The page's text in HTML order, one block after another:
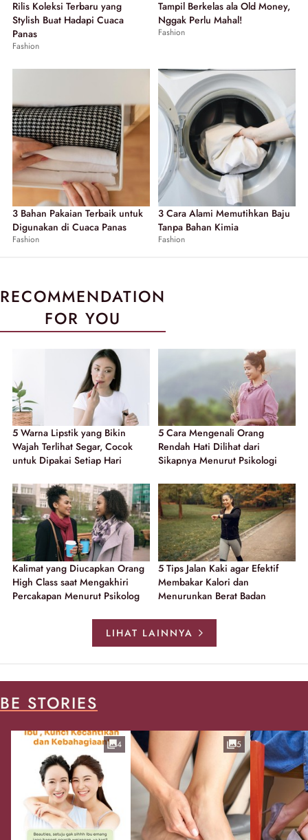
Rilis Koleksi Terbaru yang
Stylish Buat Hadapi Cuaca
Panas
Fashion
Tampil Berkelas ala Old Money,
Nggak Perlu Mahal!
Fashion
3 Bahan Pakaian Terbaik untuk
Digunakan di Cuaca Panas
Fashion
3 Cara Alami Memutihkan Baju
Tanpa Bahan Kimia
Fashion
RECOMMENDATION
FOR YOU
5 Warna Lipstik yang Bikin
Wajah Terlihat Segar, Cocok
untuk Dipakai Setiap Hari
5 Cara Mengenali Orang
Rendah Hati Dilihat dari
Sikapnya Menurut Psikologi
Kalimat yang Diucapkan Orang
High Class saat Mengakhiri
Percakapan Menurut Psikolog
5 Tips Jalan Kaki agar Efektif
Membakar Kalori dan
Menurunkan Berat Badan
LIHAT LAINNYA
BE STORIES
4 5